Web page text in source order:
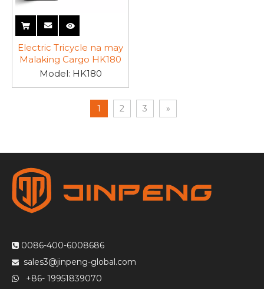
Electric Tricycle na may
Malaking Cargo HK180
Model: HK180
1 2 3 »
 0086-400-6008686
 sales3@jinpeng-global.com
 +86- 19951839070